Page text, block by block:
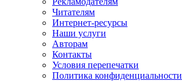
Читателям
Интернет-ресурсы
Наши услуги
Авторам
Контакты
Условия перепечатки
Политика конфиденциальности